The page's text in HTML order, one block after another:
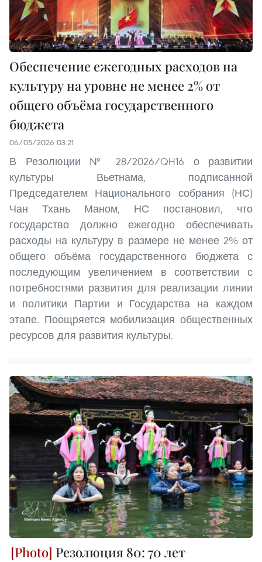
Обеспечение ежегодных расходов на
культуру на уровне не менее 2% от
общего объёма государственного
бюджета
06/05/2026 03:21
В Резолюции № 28/2026/QH16 о развитии
культуры Вьетнама, подписанной
Председателем Национального собрания (НС)
Чан Тхань Маном, НС постановил, что
государство должно ежегодно обеспечивать
расходы на культуру в размере не менее 2% от
общего объёма государственного бюджета с
последующим увеличением в соответствии с
потребностями развития для реализации линии
и политики Партии и Государства на каждом
этапе. Поощряется мобилизация общественных
ресурсов для развития культуры.
Резолюция 80: 70 лет